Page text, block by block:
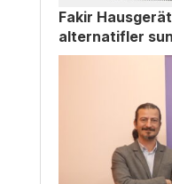
Fakir
alternatifler